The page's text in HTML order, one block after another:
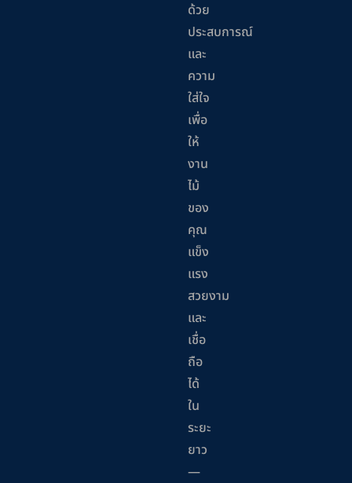
ด้วย
ประสบการณ์
และ
ความ
ใส่ใจ
เพื่อ
ให้
งาน
ไม้
ของ
คุณ
แข็ง
แรง
สวยงาม
และ
เชื่อ
ถือ
ได้
ใน
ระยะ
ยาว
—